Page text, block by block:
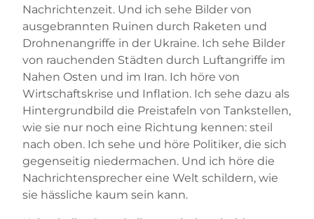
Nachrichtenzeit. Und ich sehe Bilder von
ausgebrannten Ruinen durch Raketen und
Drohnenangriffe in der Ukraine. Ich sehe Bilder
von rauchenden Städten durch Luftangriffe im
Nahen Osten und im Iran. Ich höre von
Wirtschaftskrise und Inflation. Ich sehe dazu als
Hintergrundbild die Preistafeln von Tankstellen,
wie sie nur noch eine Richtung kennen: steil
nach oben. Ich sehe und höre Politiker, die sich
gegenseitig niedermachen. Und ich höre die
Nachrichtensprecher eine Welt schildern, wie
sie hässliche kaum sein kann.